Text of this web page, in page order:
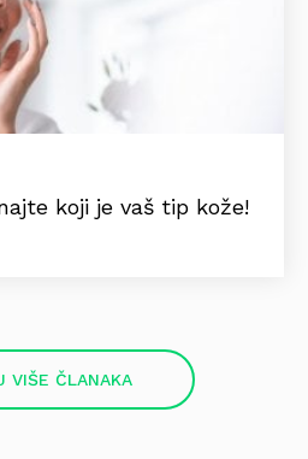
koji je vaš tip kože!
VIŠE ČLANAKA